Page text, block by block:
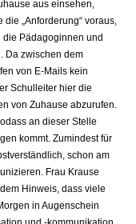
aus einsehen,
„Anforderung“ voraus,
die Pädagoginnen und
Da zwischen dem
von E-Mails kein
Schulleiter hier die
von Zuhause abzurufen.
an dieser Stelle
kommt. Zumindest für
schon am
Frau Krause
Hinweis, dass viele
in Augenschein